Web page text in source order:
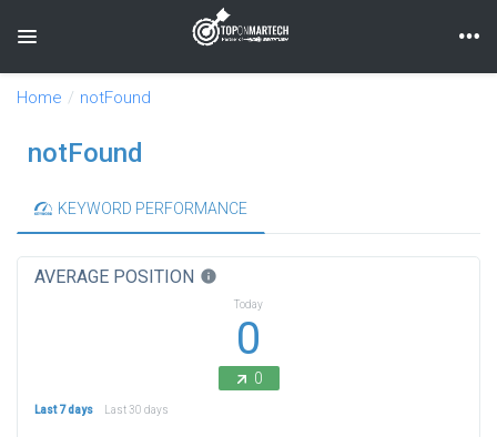
Toggle navigation
Home notFound
notFound
KEYWORD PERFORMANCE
AVERAGE POSITION info
Today
0
0
Last 7 days Last 30 days